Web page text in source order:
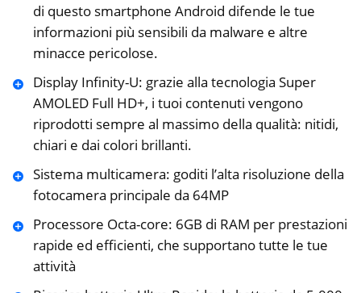
di questo smartphone Android difende le tue
informazioni più sensibili da malware e altre
minacce pericolose.
Display Infinity-U: grazie alla tecnologia Super
AMOLED Full HD+, i tuoi contenuti vengono
riprodotti sempre al massimo della qualità: nitidi,
chiari e dai colori brillanti.
Sistema multicamera: goditi l’alta risoluzione della
fotocamera principale da 64MP
Processore Octa-core: 6GB di RAM per prestazioni
rapide ed efficienti, che supportano tutte le tue
attività